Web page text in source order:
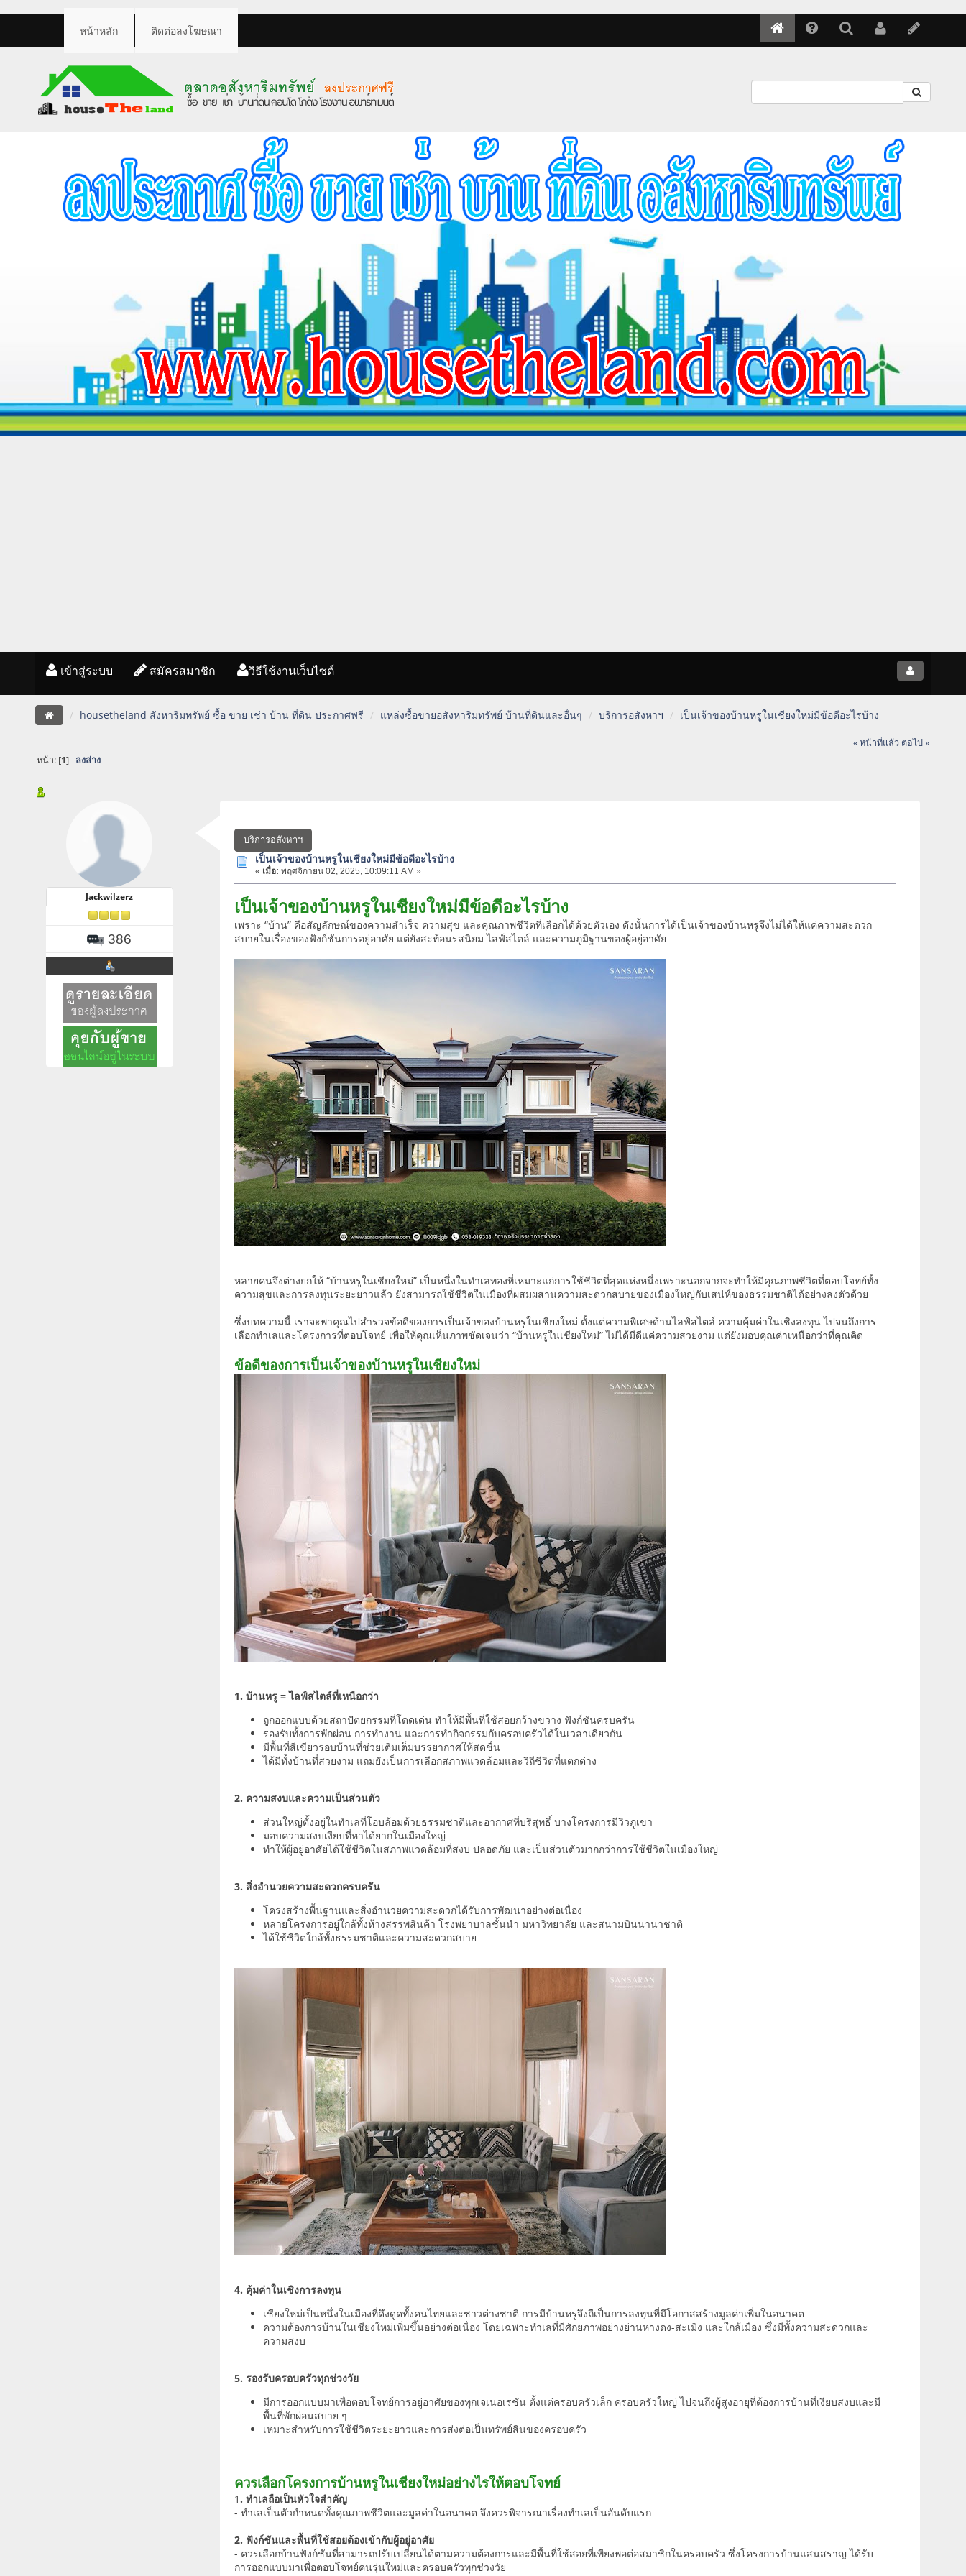
หน้าหลัก ติดต่อลงโฆษณา
เข้าสู่ระบบ สมัครสมาชิก วิธีใช้งานเว็บไซต์
housetheland สังหาริมทรัพย์ ซื้อ ขาย เช่า บ้าน ที่ดิน ประกาศฟรี แหล่งซื้อขายอสังหาริมทรัพย์ บ้านที่ดินและอื่นๆ บริการอสังหาฯ เป็นเจ้าของบ้านหรูในเชียงใหม่มีข้อดีอะไรบ้าง
« หน้าที่แล้ว ต่อไป »
หน้า: [1] ลงล่าง
Jackwilzerz
386
บริการอสังหาฯ
เป็นเจ้าของบ้านหรูในเชียงใหม่มีข้อดีอะไรบ้าง
« เมื่อ: พฤศจิกายน 02, 2025, 10:09:11 AM »
เป็นเจ้าของบ้านหรูในเชียงใหม่มีข้อดีอะไรบ้าง
เพราะ “บ้าน” คือสัญลักษณ์ของความสำเร็จ ความสุข และคุณภาพชีวิตที่เลือกได้ด้วยตัวเอง ดังนั้นการได้เป็นเจ้าของบ้านหรูจึงไม่ได้ให้แค่ความสะดวก
สบายในเรื่องของฟังก์ชันการอยู่อาศัย แต่ยังสะท้อนรสนิยม ไลฟ์สไตล์ และความภูมิฐานของผู้อยู่อาศัย
หลายคนจึงต่างยกให้ “บ้านหรูในเชียงใหม่” เป็นหนึ่งในทำเลทองที่เหมาะแก่การใช้ชีวิตที่สุดแห่งหนึ่งเพราะนอกจากจะทำให้มีคุณภาพชีวิตที่ตอบโจทย์ทั้ง
ความสุขและการลงทุนระยะยาวแล้ว ยังสามารถใช้ชีวิตในเมืองที่ผสมผสานความสะดวกสบายของเมืองใหญ่กับเสน่ห์ของธรรมชาติได้อย่างลงตัวด้วย
ซึ่งบทความนี้ เราจะพาคุณไปสำรวจข้อดีของการเป็นเจ้าของบ้านหรูในเชียงใหม่ ตั้งแต่ความพิเศษด้านไลฟ์สไตล์ ความคุ้มค่าในเชิงลงทุน ไปจนถึงการ
เลือกทำเลและโครงการที่ตอบโจทย์ เพื่อให้คุณเห็นภาพชัดเจนว่า “บ้านหรูในเชียงใหม่” ไม่ได้มีดีแค่ความสวยงาม แต่ยังมอบคุณค่าเหนือกว่าที่คุณคิด
ข้อดีของการเป็นเจ้าของบ้านหรูในเชียงใหม่
1. บ้านหรู = ไลฟ์สไตล์ที่เหนือกว่า
ถูกออกแบบด้วยสถาปัตยกรรมที่โดดเด่น ทำให้มีพื้นที่ใช้สอยกว้างขวาง ฟังก์ชันครบครัน
รองรับทั้งการพักผ่อน การทำงาน และการทำกิจกรรมกับครอบครัวได้ในเวลาเดียวกัน
มีพื้นที่สีเขียวรอบบ้านที่ช่วยเติมเต็มบรรยากาศให้สดชื่น
ได้มีทั้งบ้านที่สวยงาม แถมยังเป็นการเลือกสภาพแวดล้อมและวิถีชีวิตที่แตกต่าง
2. ความสงบและความเป็นส่วนตัว
ส่วนใหญ่ตั้งอยู่ในทำเลที่โอบล้อมด้วยธรรมชาติและอากาศที่บริสุทธิ์ บางโครงการมีวิวภูเขา
มอบความสงบเงียบที่หาได้ยากในเมืองใหญ่
ทำให้ผู้อยู่อาศัยได้ใช้ชีวิตในสภาพแวดล้อมที่สงบ ปลอดภัย และเป็นส่วนตัวมากกว่าการใช้ชีวิตในเมืองใหญ่
3. สิ่งอำนวยความสะดวกครบครัน
โครงสร้างพื้นฐานและสิ่งอำนวยความสะดวกได้รับการพัฒนาอย่างต่อเนื่อง
หลายโครงการอยู่ใกล้ทั้งห้างสรรพสินค้า โรงพยาบาลชั้นนำ มหาวิทยาลัย และสนามบินนานาชาติ
ได้ใช้ชีวิตใกล้ทั้งธรรมชาติและความสะดวกสบาย
4. คุ้มค่าในเชิงการลงทุน
เชียงใหม่เป็นหนึ่งในเมืองที่ดึงดูดทั้งคนไทยและชาวต่างชาติ การมีบ้านหรูจึงถืเป็นการลงทุนที่มีโอกาสสร้างมูลค่าเพิ่มในอนาคต
ความต้องการบ้านในเชียงใหม่เพิ่มขึ้นอย่างต่อเนื่อง โดยเฉพาะทำเลที่มีศักยภาพอย่างย่านหางดง-สะเมิง และใกล้เมือง ซึ่งมีทั้งความสะดวกและ
ความสงบ
5. รองรับครอบครัวทุกช่วงวัย
มีการออกแบบมาเพื่อตอบโจทย์การอยู่อาศัยของทุกเจเนอเรชัน ตั้งแต่ครอบครัวเล็ก ครอบครัวใหญ่ ไปจนถึงผู้สูงอายุที่ต้องการบ้านที่เงียบสงบและมี
พื้นที่พักผ่อนสบาย ๆ
เหมาะสำหรับการใช้ชีวิตระยะยาวและการส่งต่อเป็นทรัพย์สินของครอบครัว
ควรเลือกโครงการบ้านหรูในเชียงใหม่อย่างไรให้ตอบโจทย์
1. ทำเลถือเป็นหัวใจสำคัญ
- ทำเลเป็นตัวกำหนดทั้งคุณภาพชีวิตและมูลค่าในอนาคต จึงควรพิจารณาเรื่องทำเลเป็นอันดับแรก
2. ฟังก์ชันและพื้นที่ใช้สอยต้องเข้ากับผู้อยู่อาศัย
- ควรเลือกบ้านฟังก์ชันที่สามารถปรับเปลี่ยนได้ตามความต้องการและมีพื้นที่ใช้สอยที่เพียงพอต่อสมาชิกในครอบครัว ซึ่งโครงการบ้านแสนสราญ ได้รับ
การออกแบบมาเพื่อตอบโจทย์คนรุ่นใหม่และครอบครัวทุกช่วงวัย